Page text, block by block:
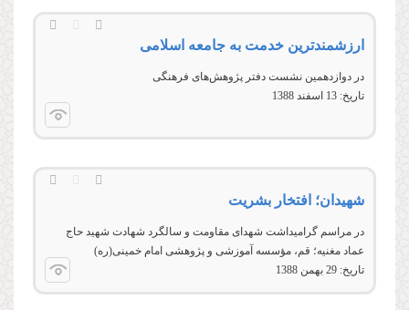
ارزشمندترین خدمت به جامعه اسلامی
در دوازدهمین نشست دفتر پژوهش‌ها‌ی فرهنگی
تاریخ: 13 اسفند 1388
شهيدان؛ افتخار بشريت
در مراسم گراميداشت شهدای مقاومت و سالگرد شهادت شهيد حاج
عماد مغنيه؛ قم، مؤسسه آموزشی و پژوهشی امام خمينی(ره)
تاریخ: 29 بهمن 1388